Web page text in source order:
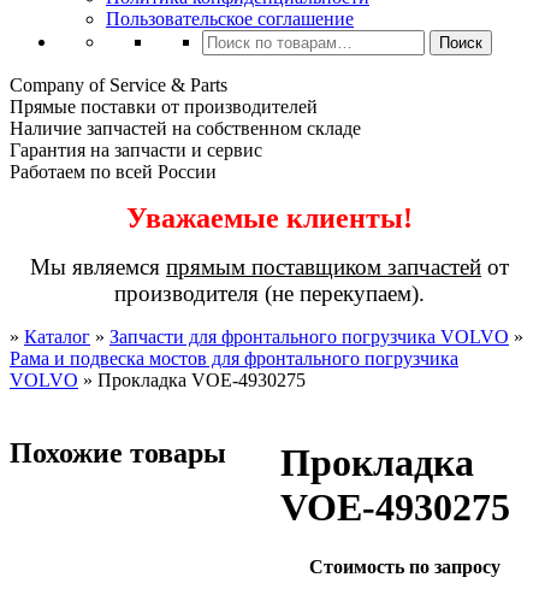
Пользовательское соглашение
Искать:
Поиск
Company of Service & Parts
Прямые поставки от производителей
Наличие запчастей на собственном складе
Гарантия на запчасти и сервис
Работаем по всей России
Уважаемые клиенты!
Мы являемся прямым поставщиком запчастей от
производителя (не перекупаем).
» Каталог » Запчасти для фронтального погрузчика VOLVO »
Рама и подвеска мостов для фронтального погрузчика
VOLVO » Прокладка VOE-4930275
Прокладка
VOE-4930275
Стоимость по запросу
Похожие товары